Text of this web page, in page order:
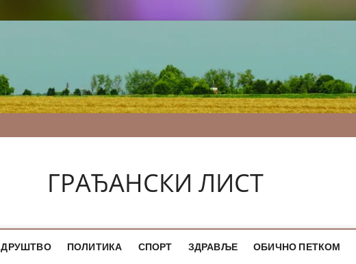
ГРАЂАНСКИ ЛИСТ
ДРУШТВО ПОЛИТИКА СПОРТ ЗДРАВЉЕ ОБИЧНО ПЕТКОМ